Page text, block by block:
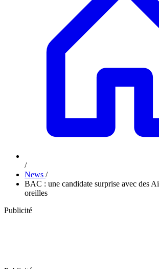
/
News /
BAC : une candidate surprise avec des
oreilles
Publicité